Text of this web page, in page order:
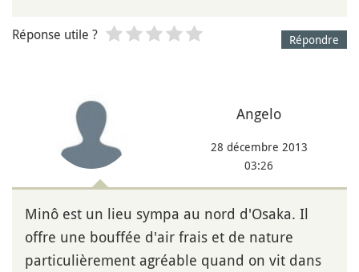
Répondre
Réponse utile ?
Angelo
28 décembre 2013
03:26
Minô est un lieu sympa au nord d'Osaka. Il
offre une bouffée d'air frais et de nature
particulièrement agréable quand on vit dans